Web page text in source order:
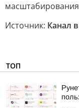
Источник: Канал
ТОП